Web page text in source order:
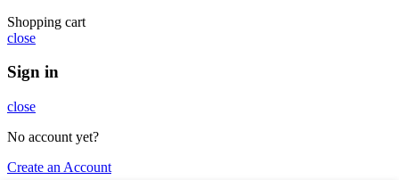
Shopping cart
close
Sign in
close
No account yet?
Create an Account